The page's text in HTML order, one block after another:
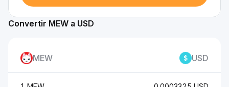
Convertir MEW a USD
MEW USD